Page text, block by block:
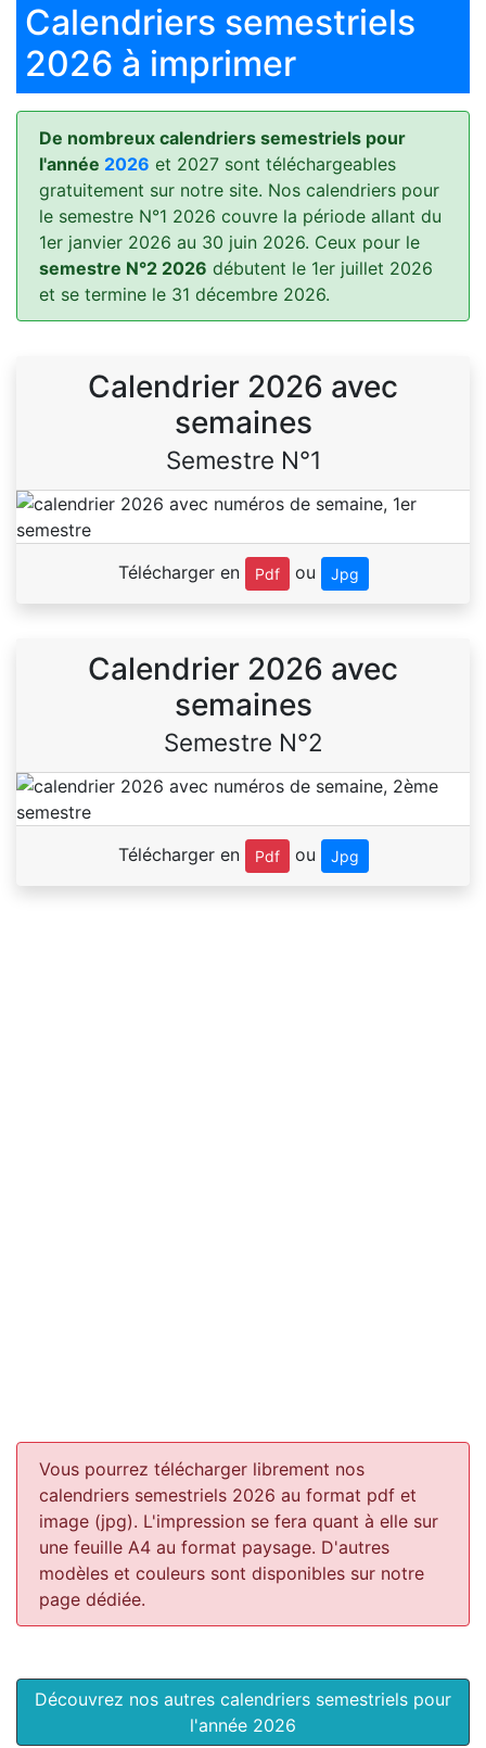
Calendriers semestriels
2026 à imprimer
De nombreux calendriers semestriels pour
l'année 2026 et 2027 sont téléchargeables
gratuitement sur notre site. Nos calendriers pour
le semestre N°1 2026 couvre la période allant du
1er janvier 2026 au 30 juin 2026. Ceux pour le
semestre N°2 2026 débutent le 1er juillet 2026
et se termine le 31 décembre 2026.
Calendrier 2026 avec
semaines
Semestre N°1
Télécharger en Pdf ou Jpg
Calendrier 2026 avec
semaines
Semestre N°2
Télécharger en Pdf ou Jpg
Vous pourrez télécharger librement nos
calendriers semestriels 2026 au format pdf et
image (jpg). L'impression se fera quant à elle sur
une feuille A4 au format paysage. D'autres
modèles et couleurs sont disponibles sur notre
page dédiée.
Découvrez nos autres calendriers semestriels pour
l'année 2026